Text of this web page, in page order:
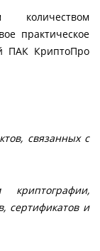
количеством
практическое
ПАК КриптоПро
связанных с
сертификатов и